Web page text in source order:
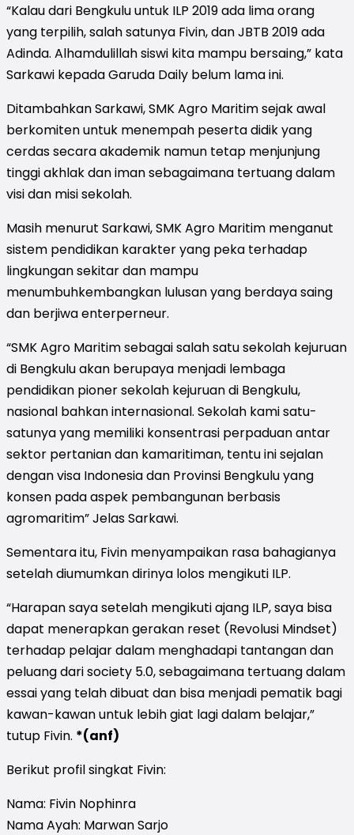
“Kalau dari Bengkulu untuk ILP 2019 ada lima orang
yang terpilih, salah satunya Fivin, dan JBTB 2019 ada
Adinda. Alhamdulillah siswi kita mampu bersaing,” kata
Sarkawi kepada Garuda Daily belum lama ini.
Ditambahkan Sarkawi, SMK Agro Maritim sejak awal
berkomiten untuk menempah peserta didik yang
cerdas secara akademik namun tetap menjunjung
tinggi akhlak dan iman sebagaimana tertuang dalam
visi dan misi sekolah.
Masih menurut Sarkawi, SMK Agro Maritim menganut
sistem pendidikan karakter yang peka terhadap
lingkungan sekitar dan mampu
menumbuhkembangkan lulusan yang berdaya saing
dan berjiwa enterperneur.
“SMK Agro Maritim sebagai salah satu sekolah kejuruan
di Bengkulu akan berupaya menjadi lembaga
pendidikan pioner sekolah kejuruan di Bengkulu,
nasional bahkan internasional. Sekolah kami satu-
satunya yang memiliki konsentrasi perpaduan antar
sektor pertanian dan kamaritiman, tentu ini sejalan
dengan visa Indonesia dan Provinsi Bengkulu yang
konsen pada aspek pembangunan berbasis
agromaritim” Jelas Sarkawi.
Sementara itu, Fivin menyampaikan rasa bahagianya
setelah diumumkan dirinya lolos mengikuti ILP.
“Harapan saya setelah mengikuti ajang ILP, saya bisa
dapat menerapkan gerakan reset (Revolusi Mindset)
terhadap pelajar dalam menghadapi tantangan dan
peluang dari society 5.0, sebagaimana tertuang dalam
essai yang telah dibuat dan bisa menjadi pematik bagi
kawan-kawan untuk lebih giat lagi dalam belajar,”
tutup Fivin. *(anf)
Berikut profil singkat Fivin:
Nama: Fivin Nophinra
Nama Ayah: Marwan Sarjo